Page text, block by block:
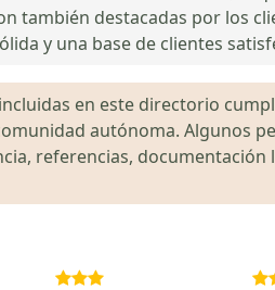
también destacadas por los
y una base de clientes
en este directorio
autónoma. Algunos
referencias,